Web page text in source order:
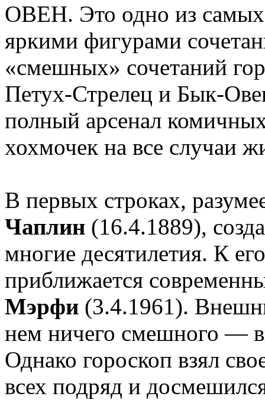
ОВЕН. Это одно из
яркими фигурами
«смешных» сочетаний
Петух-Стрелец и Бык-
полный арсенал
хохмочек на все случаи
В первых строках,
Чаплин (16.4.1889),
многие десятилетия. К
приближается
Мэрфи (3.4.1961).
нем ничего смешного —
Однако гороскоп взял
всех подряд и